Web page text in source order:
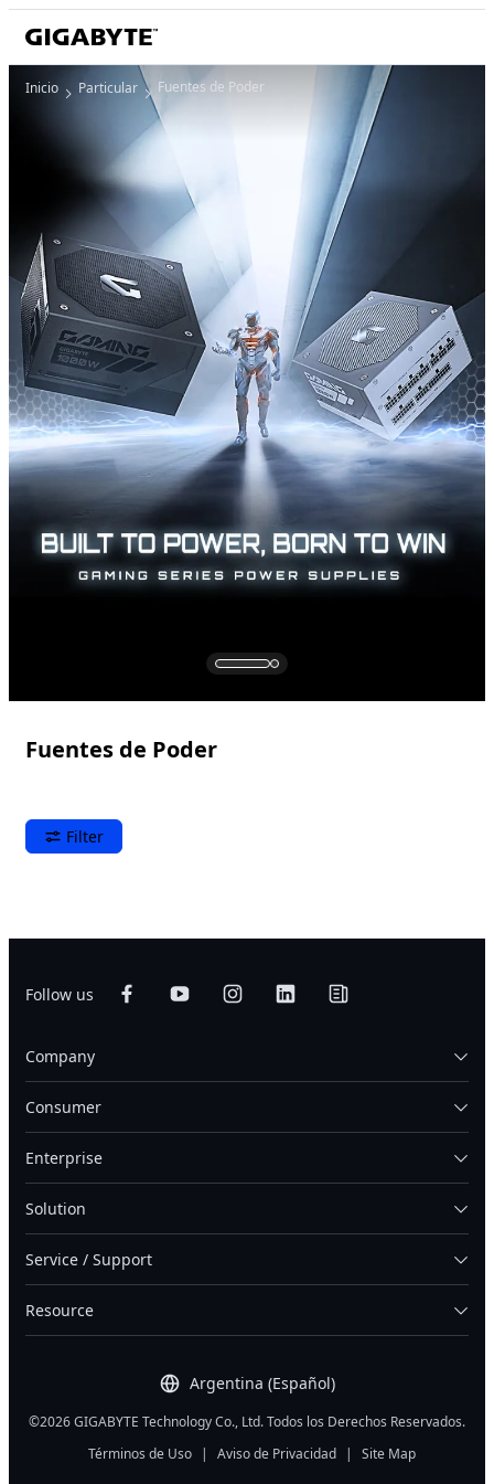
Inicio Particular Fuentes de Poder
Fuentes de Poder
Filter
Follow us
Argentina (Español)
Company
Consumer
Enterprise
Solution
Service / Support
Resource
©2026 GIGABYTE Technology Co., Ltd. Todos los Derechos Reservados.
Términos de Uso
| Aviso de Privacidad | Site Map